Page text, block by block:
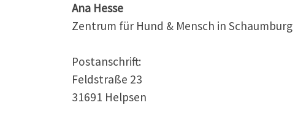
Ana Hesse
Zentrum für Hund & Mensch in Schaumburg
Postanschrift:
Feldstraße 23
31691 Helpsen